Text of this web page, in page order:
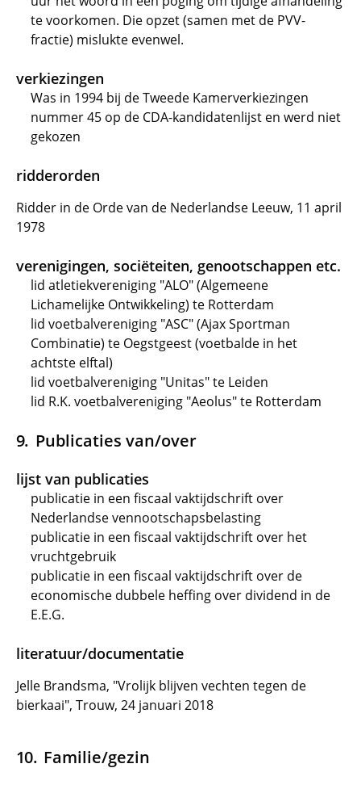
te voorkomen. Die opzet (samen met de PVV-
fractie) mislukte evenwel.
verkiezingen
Was in 1994 bij de Tweede Kamerverkiezingen
nummer 45 op de CDA-kandidatenlijst en werd niet
gekozen
ridderorden
Ridder in de Orde van de Nederlandse Leeuw, 11 april
1978
verenigingen, sociëteiten, genootschappen etc.
lid atletiekvereniging "ALO" (Algemeene
Lichamelijke Ontwikkeling) te Rotterdam
lid voetbalvereniging "ASC" (Ajax Sportman
Combinatie) te Oegstgeest (voetbalde in het
achtste elftal)
lid voetbalvereniging "Unitas" te Leiden
lid R.K. voetbalvereniging "Aeolus" te Rotterdam
Publicaties van/over
lijst van publicaties
publicatie in een fiscaal vaktijdschrift over
Nederlandse vennootschapsbelasting
publicatie in een fiscaal vaktijdschrift over het
vruchtgebruik
publicatie in een fiscaal vaktijdschrift over de
economische dubbele heffing over dividend in de
E.E.G.
literatuur/documentatie
Jelle Brandsma, "Vrolijk blijven vechten tegen de
bierkaai", Trouw, 24 januari 2018
Familie/gezin